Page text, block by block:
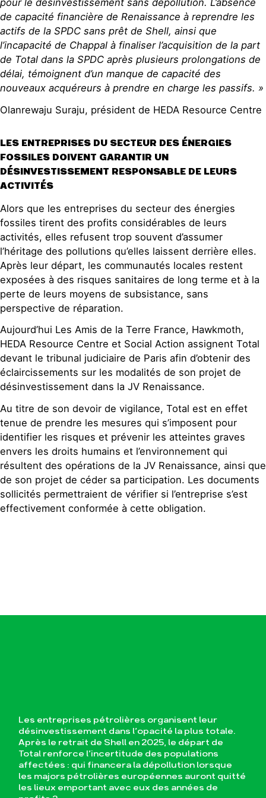
pour le désinvestissement sans dépollution. L’absence
de capacité financière de Renaissance à reprendre les
actifs de la SPDC sans prêt de Shell, ainsi que
l’incapacité de Chappal à finaliser l’acquisition de la part
de Total dans la SPDC après plusieurs prolongations de
délai, témoignent d’un manque de capacité des
nouveaux acquéreurs à prendre en charge les passifs. »
Olanrewaju Suraju, président de HEDA Resource Centre
LES ENTREPRISES DU SECTEUR DES ÉNERGIES
FOSSILES DOIVENT GARANTIR UN
DÉSINVESTISSEMENT RESPONSABLE DE LEURS
ACTIVITÉS
Alors que les entreprises du secteur des énergies
fossiles tirent des profits considérables de leurs
activités, elles refusent trop souvent d’assumer
l’héritage des pollutions qu’elles laissent derrière elles.
Après leur départ, les communautés locales restent
exposées à des risques sanitaires de long terme et à la
perte de leurs moyens de subsistance, sans
perspective de réparation.
Aujourd’hui Les Amis de la Terre France, Hawkmoth,
HEDA Resource Centre et Social Action assignent Total
devant le tribunal judiciaire de Paris afin d’obtenir des
éclaircissements sur les modalités de son projet de
désinvestissement dans la JV Renaissance.
Au titre de son devoir de vigilance, Total est en effet
tenue de prendre les mesures qui s’imposent pour
identifier les risques et prévenir les atteintes graves
envers les droits humains et l’environnement qui
résultent des opérations de la JV Renaissance, ainsi que
de son projet de céder sa participation. Les documents
sollicités permettraient de vérifier si l’entreprise s’est
effectivement conformée à cette obligation.
Les entreprises pétrolières organisent leur
désinvestissement dans l’opacité la plus totale.
Après le retrait de Shell en 2025, le départ de
Total renforce l’incertitude des populations
affectées : qui financera la dépollution lorsque
les majors pétrolières européennes auront quitté
les lieux emportant avec eux des années de